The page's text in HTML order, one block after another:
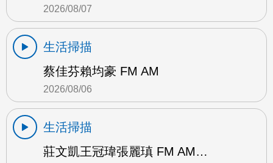
2026/08/07
生活掃描
蔡佳芬賴均豪 FM AM
2026/08/06
生活掃描
莊文凱王冠瑋張麗瑱 FM AM…